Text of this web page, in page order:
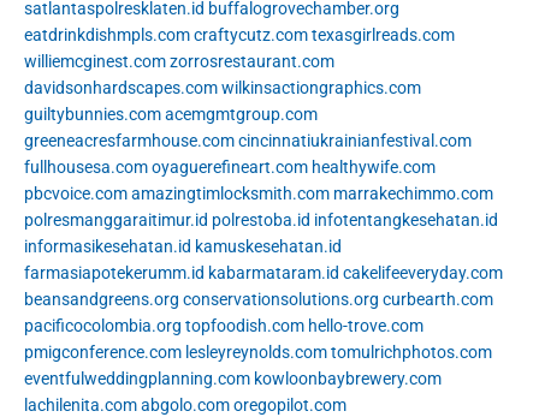
satlantaspolresklaten.id buffalogrovechamber.org
eatdrinkdishmpls.comcraftycutz.comtexasgirlreads.com
williemcginest.comzorrosrestaurant.com
davidsonhardscapes.comwilkinsactiongraphics.com
guiltybunnies.comacemgmtgroup.com
greeneacresfarmhouse.comcincinnatiukrainianfestival.com
fullhousesa.comoyaguerefineart.com healthywife.com
pbcvoice.comamazingtimlocksmith.com marrakechimmo.com
polresmanggaraitimur.id polrestoba.id infotentangkesehatan.id
informasikesehatan.id kamuskesehatan.id
farmasiapotekerumm.id kabarmataram.id cakelifeeveryday.com
beansandgreens.org conservationsolutions.org curbearth.com
pacificocolombia.org topfoodish.com hello-trove.com
pmigconference.com lesleyreynolds.comtomulrichphotos.com
eventfulweddingplanning.com kowloonbaybrewery.com
lachilenita.comabgolo.comoregopilot.com